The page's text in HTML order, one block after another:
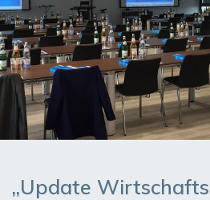
„Update